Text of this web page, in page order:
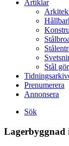
Artiklar
Stål
Prenumerera
Annonsera
Sök